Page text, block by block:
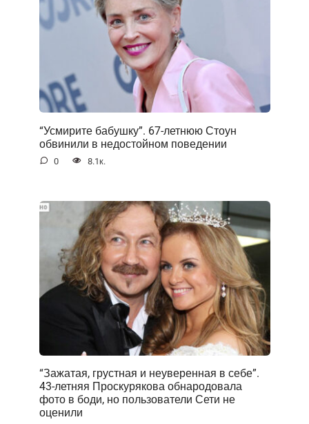
“Усмирите бабушку”. 67-летнюю Стоун
обвинили в недостойном поведении
0 8.1к.
“Зажатая, грустная и неуверенная в себе”.
43-летняя Проскурякова обнародовала
фото в боди, но пользователи Сети не
оценили